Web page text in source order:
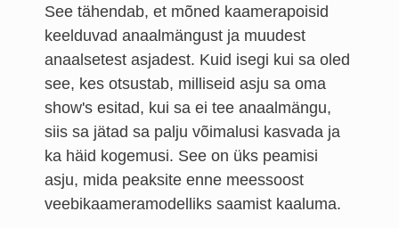
See tähendab, et mõned kaamerapoisid
keelduvad anaalmängust ja muudest
anaalsetest asjadest. Kuid isegi kui sa oled
see, kes otsustab, milliseid asju sa oma
show's esitad, kui sa ei tee anaalmängu,
siis sa jätad sa palju võimalusi kasvada ja
ka häid kogemusi. See on üks peamisi
asju, mida peaksite enne meessoost
veebikaameramodelliks saamist kaaluma.